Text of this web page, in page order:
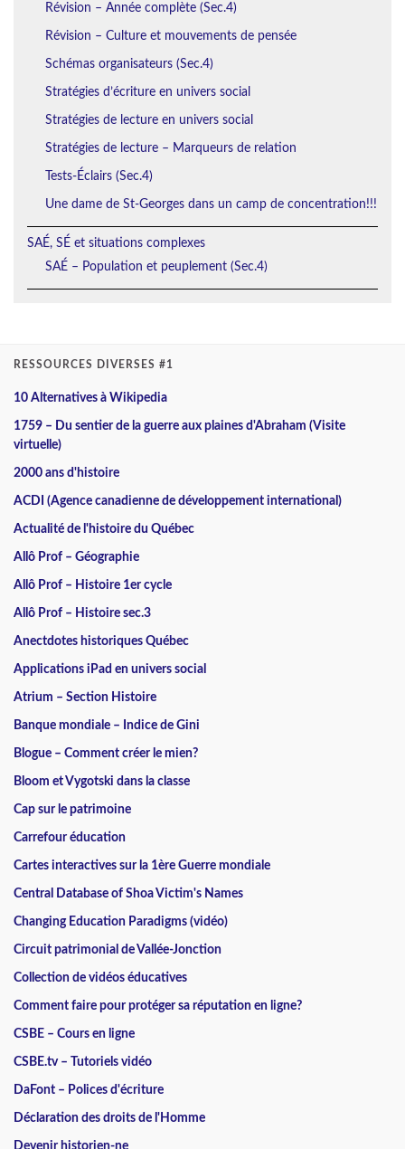
Révision – Année complète (Sec.4)
Révision – Culture et mouvements de pensée
Schémas organisateurs (Sec.4)
Stratégies d’écriture en univers social
Stratégies de lecture en univers social
Stratégies de lecture – Marqueurs de relation
Tests-Éclairs (Sec.4)
Une dame de St-Georges dans un camp de concentration!!!
SAÉ, SÉ et situations complexes
SAÉ – Population et peuplement (Sec.4)
RESSOURCES DIVERSES #1
10 Alternatives à Wikipedia
1759 – Du sentier de la guerre aux plaines d'Abraham (Visite
virtuelle)
2000 ans d'histoire
ACDI (Agence canadienne de développement international)
Actualité de l'histoire du Québec
Allô Prof – Géographie
Allô Prof – Histoire 1er cycle
Allô Prof – Histoire sec.3
Anectdotes historiques Québec
Applications iPad en univers social
Atrium – Section Histoire
Banque mondiale – Indice de Gini
Blogue – Comment créer le mien?
Bloom et Vygotski dans la classe
Cap sur le patrimoine
Carrefour éducation
Cartes interactives sur la 1ère Guerre mondiale
Central Database of Shoa Victim's Names
Changing Education Paradigms (vidéo)
Circuit patrimonial de Vallée-Jonction
Collection de vidéos éducatives
Comment faire pour protéger sa réputation en ligne?
CSBE – Cours en ligne
CSBE.tv – Tutoriels vidéo
DaFont – Polices d'écriture
Déclaration des droits de l'Homme
Devenir historien-ne